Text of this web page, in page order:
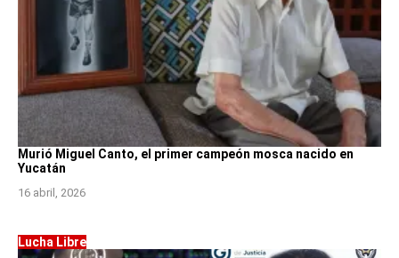
Murió Miguel Canto, el primer campeón mosca nacido en
Yucatán
16 abril, 2026
Lucha Libre